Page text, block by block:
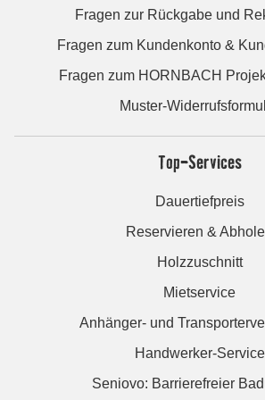
Fragen zur Rückgabe und
Fragen zum Kundenkonto &
Fragen zum HORNBACH
Muster-
Top-Services
Dauertiefpreis
Reservieren &
Holzzuschnitt
Mietservice
Anhänger- und
Handwerker-Service
Seniovo: Barrierefreier